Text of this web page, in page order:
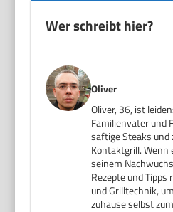
Wer schreibt hier?
Oliver
Oliver, 36, ist
Familienvater und
saftige Steaks und
Kontaktgrill. Wenn
seinem
Rezepte und
und Grilltechnik,
zuhause selbst